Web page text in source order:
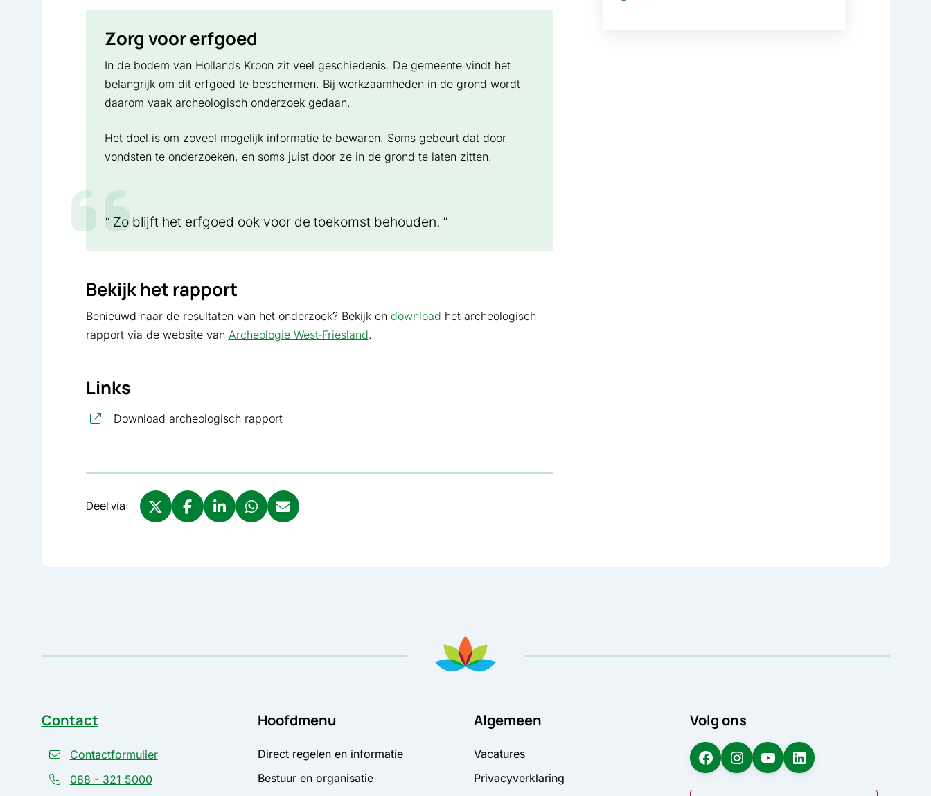
Zorg voor erfgoed
In de bodem van Hollands Kroon zit veel geschiedenis. De gemeente vindt het
belangrijk om dit erfgoed te beschermen. Bij werkzaamheden in de grond wordt
daarom vaak archeologisch onderzoek gedaan.
Het doel is om zoveel mogelijk informatie te bewaren. Soms gebeurt dat door
vondsten te onderzoeken, en soms juist door ze in de grond te laten zitten.
Zo blijft het erfgoed ook voor de toekomst behouden.
Bekijk het rapport
Benieuwd naar de resultaten van het onderzoek? Bekijk en download het archeologisch
rapport via de website van Archeologie West‑Friesland.
Links
Download archeologisch rapport, opent in nieuw tabblad
Deel via:
Contact
Contactformulier
088 - 321 5000
Hoofdmenu
Direct regelen en informatie
Bestuur en organisatie
Algemeen
Vacatures
Privacyverklaring
Volg ons
Facebook
Instagram
YouTubeLinkedIn